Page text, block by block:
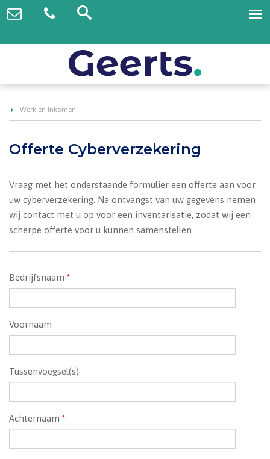
Werk en Inkomen
Offerte Cyberverzekering
Vraag met het onderstaande formulier een offerte aan voor
uw cyberverzekering. Na ontvangst van uw gegevens nemen
wij contact met u op voor een inventarisatie, zodat wij een
scherpe offerte voor u kunnen samenstellen.
Bedrijfsnaam *
Voornaam
Tussenvoegsel(s)
Achternaam *